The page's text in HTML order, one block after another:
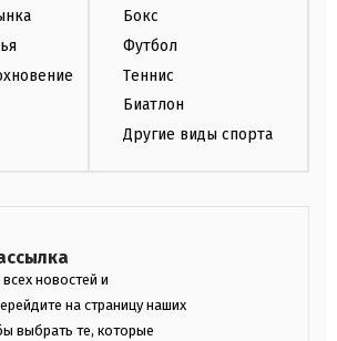
Бокс
Футбол
Теннис
Биатлон
Другие виды спорта
новостей и
на страницу наших
выбрать те, которые